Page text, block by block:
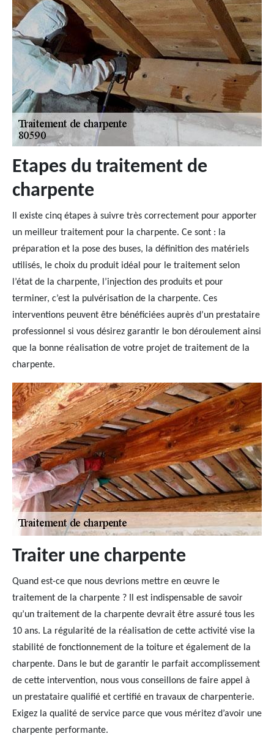
Etapes du traitement de
charpente
Il existe cinq étapes à suivre très correctement pour apporter
un meilleur traitement pour la charpente. Ce sont : la
préparation et la pose des buses, la définition des matériels
utilisés, le choix du produit idéal pour le traitement selon
l’état de la charpente, l’injection des produits et pour
terminer, c’est la pulvérisation de la charpente. Ces
interventions peuvent être bénéficiées auprès d’un prestataire
professionnel si vous désirez garantir le bon déroulement ainsi
que la bonne réalisation de votre projet de traitement de la
charpente.
Traiter une charpente
Quand est-ce que nous devrions mettre en œuvre le
traitement de la charpente ? Il est indispensable de savoir
qu’un traitement de la charpente devrait être assuré tous les
10 ans. La régularité de la réalisation de cette activité vise la
stabilité de fonctionnement de la toiture et également de la
charpente. Dans le but de garantir le parfait accomplissement
de cette intervention, nous vous conseillons de faire appel à
un prestataire qualifié et certifié en travaux de charpenterie.
Exigez la qualité de service parce que vous méritez d’avoir une
charpente performante.